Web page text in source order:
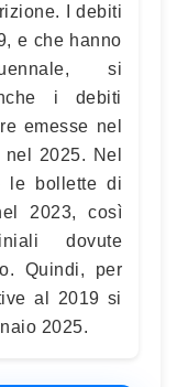
I debiti
e che hanno
si
i debiti
emesse nel
2025. Nel
le bollette di
2023, così
dovute
Quindi, per
al 2019 si
2025.